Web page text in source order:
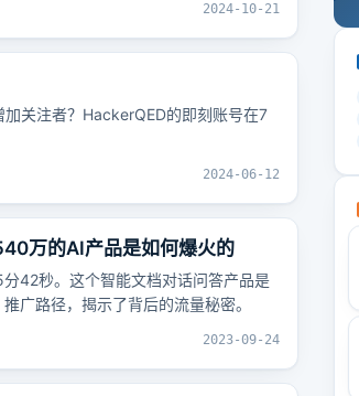
2024-10-21
关注者？HackerQED的即刻账号在7
2024-06-12
万的AI产品是如何爆火的
42秒。这个智能文档对话问答产品是
广路径，揭示了背后的流量秘密。
2023-09-24